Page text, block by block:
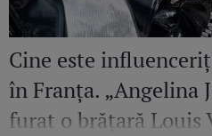
Cine este
în Franța. „Angelina
furat o brățară Louis